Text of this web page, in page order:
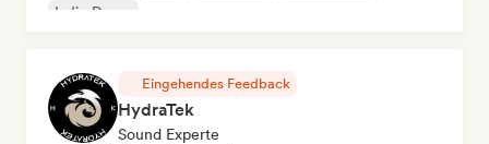
Indie-Dance
Eingehendes Feedback
HydraTek
Sound Experte